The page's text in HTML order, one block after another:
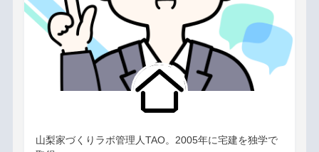
山梨家づくりラボ管理人TAO。2005年に宅建を独学で